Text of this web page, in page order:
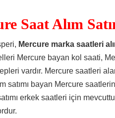
Saat Alım
Mercure marka saatleri
Mercure bayan kol saati,
vardır. Mercure saatleri
satımı bayan Mercure
erkek saatleri için